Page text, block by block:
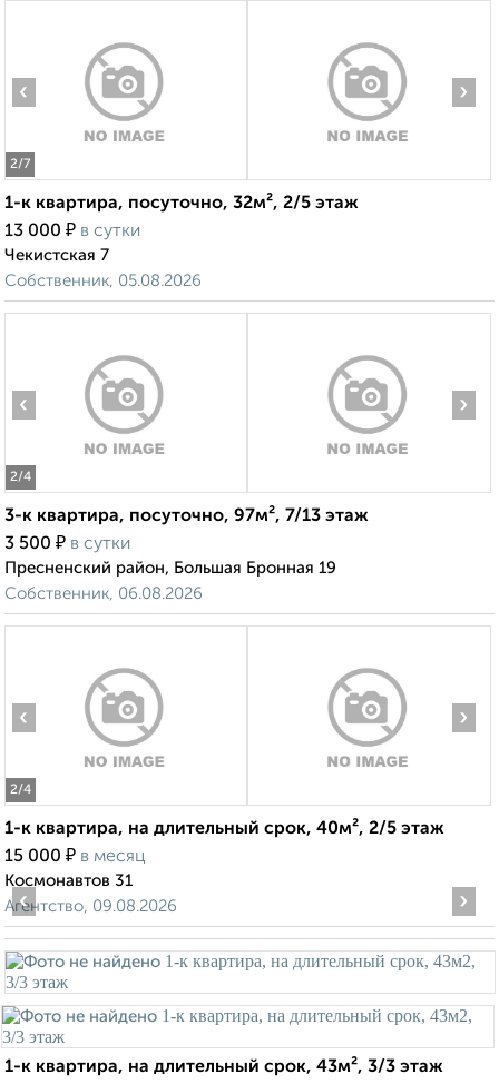
2/7
‹ ›
1-к квартира, посуточно, 32м², 2/5 этаж
13 000 ₽ в сутки
Чекистская 7
Собственник, 05.08.2026
2/4
‹ ›
3-к квартира, посуточно, 97м², 7/13 этаж
3 500 ₽ в сутки
Пресненский район, Большая Бронная 19
Собственник, 06.08.2026
2/4
‹ ›
1-к квартира, на длительный срок, 40м², 2/5 этаж
15 000 ₽ в месяц
Космонавтов 31
Агентство, 09.08.2026
‹ ›
1-к квартира, на длительный срок, 43м², 3/3 этаж